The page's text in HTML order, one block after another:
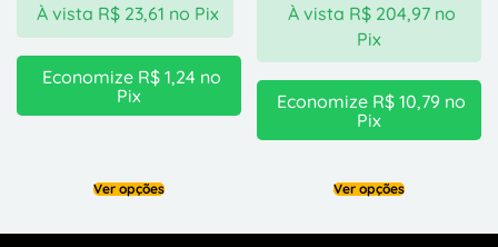
À vista R$23,61 no Pix
Economize R$1,24no
Pix
Ver opções
À vista R$204,97 no
Pix
Economize R$ 10,79 no
Pix
Ver opções